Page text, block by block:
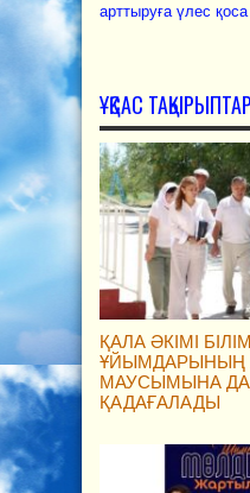
арттыруға үлес қоса
ҰҚСАС ТАҚЫРЫПТАР
ҚАЛА ӘКІМІ
МАУСЫМЫНА
ҚАДАҒАЛАДЫ